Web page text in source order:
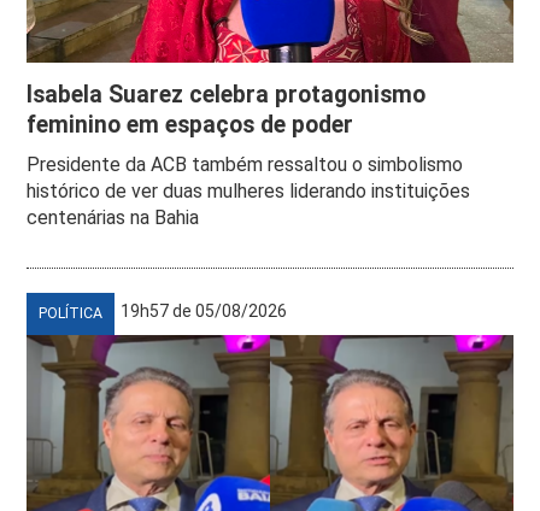
Isabela Suarez celebra protagonismo
feminino em espaços de poder
Presidente da ACB também ressaltou o simbolismo
histórico de ver duas mulheres liderando instituições
centenárias na Bahia
POLÍTICA 19h57 de 05/08/2026